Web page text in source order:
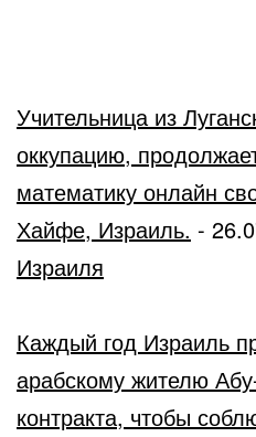
Учительница из
оккупацию,
математику онлайн
Хайфе, Израиль. -
Израиля
Каждый год Израиль
арабскому жителю
контракта, чтобы